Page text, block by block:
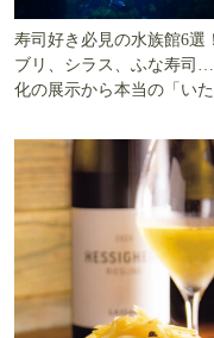
寿司好き必見の水族館6
ブリ、シラス、ふな寿司
化の展示から本当の「い